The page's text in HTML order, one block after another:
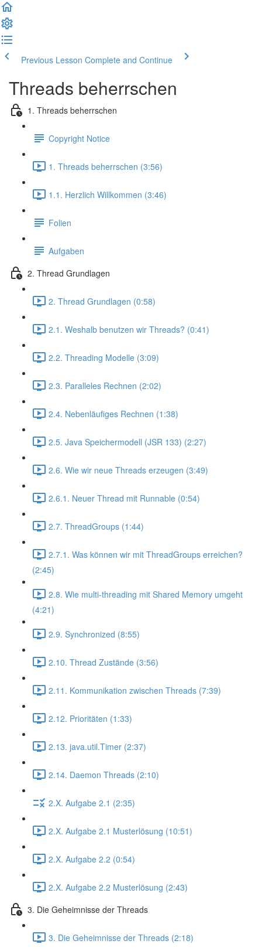
Previous Lesson Complete and Continue
Threads beherrschen
1. Threads beherrschen
Copyright Notice
1. Threads beherrschen (3:56)
1.1. Herzlich Willkommen (3:46)
Folien
Aufgaben
2. Thread Grundlagen
2. Thread Grundlagen (0:58)
2.1. Weshalb benutzen wir Threads? (0:41)
2.2. Threading Modelle (3:09)
2.3. Paralleles Rechnen (2:02)
2.4. Nebenläufiges Rechnen (1:38)
2.5. Java Speichermodell (JSR 133) (2:27)
2.6. Wie wir neue Threads erzeugen (3:49)
2.6.1. Neuer Thread mit Runnable (0:54)
2.7. ThreadGroups (1:44)
2.7.1. Was können wir mit ThreadGroups erreichen?
(2:45)
2.8. Wie multi-threading mit Shared Memory umgeht
(4:21)
2.9. Synchronized (8:55)
2.10. Thread Zustände (3:56)
2.11. Kommunikation zwischen Threads (7:39)
2.12. Prioritäten (1:33)
2.13. java.util.Timer (2:37)
2.14. Daemon Threads (2:10)
2.X. Aufgabe 2.1 (2:35)
2.X. Aufgabe 2.1 Musterlösung (10:51)
2.X. Aufgabe 2.2 (0:54)
2.X. Aufgabe 2.2 Musterlösung (2:43)
3. Die Geheimnisse der Threads
3. Die Geheimnisse der Threads (2:18)